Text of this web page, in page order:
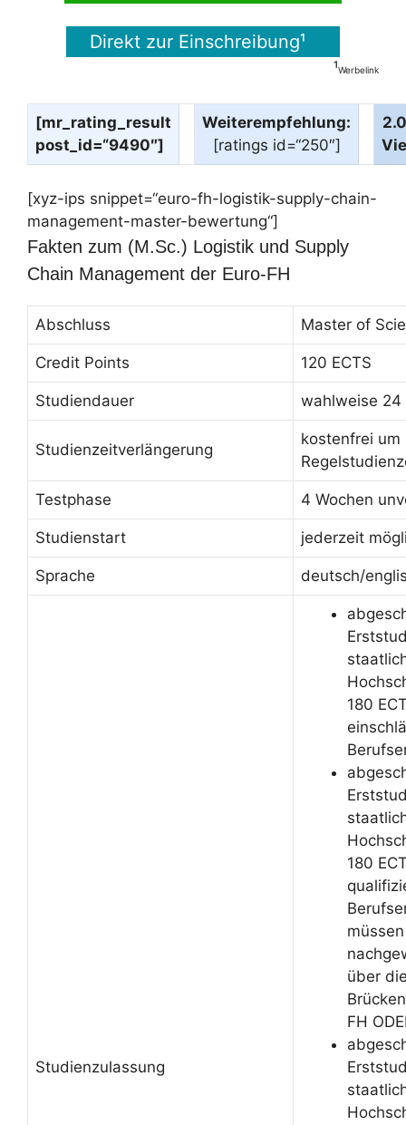
Direkt zur Einschreibung¹
¹Werbelink
[mr_rating_result
post_id=“9490″]
Weiterempfehlung:
[ratings id=“250″]
[xyz-ips snippet=“euro-fh-logistik-supply-chain-
management-master-bewertung“]
Fakten zum (M.Sc.) Logistik und Supply
Chain Management der Euro-FH
Abschluss Master of
Credit Points 120 ECTS
Studiendauer wahlweise
Studienzeitverlängerung
kostenfrei um
Testphase 4 Wochen
Studienstart jederzeit
Sprache deutsch/
Studienzulassung
180
180
über
FH